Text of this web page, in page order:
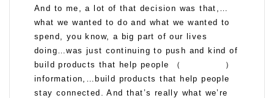
And to me, a lot of that decision was that,…
what we wanted to do and what we wanted to
spend, you know, a big part of our lives
doing…was just continuing to push and kind of
build products that help people （ ）
information,…build products that help people
stay connected. And that’s really what we’re